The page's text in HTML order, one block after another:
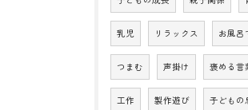
乳児 リラックス お風呂
つまむ 声掛け 褒める言
工作 製作遊び 子どもの